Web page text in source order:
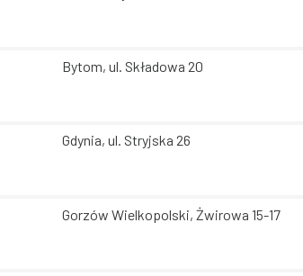
Bytom, ul. Składowa 20
Gdynia, ul. Stryjska 26
Gorzów Wielkopolski, Żwirowa 15-17